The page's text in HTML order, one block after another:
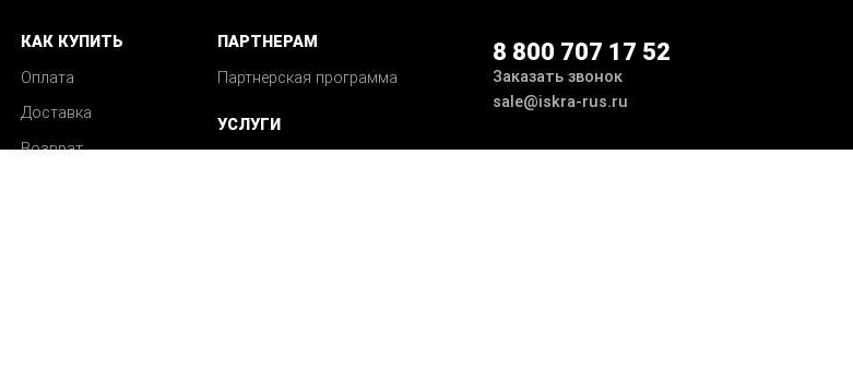
КАК КУПИТЬ
Оплата
Доставка
Возврат
ПАРТНЕРАМ
Партнерская программа
УСЛУГИ
8 800 707 17 52
Заказать звонок
sale@iskra-rus.ru